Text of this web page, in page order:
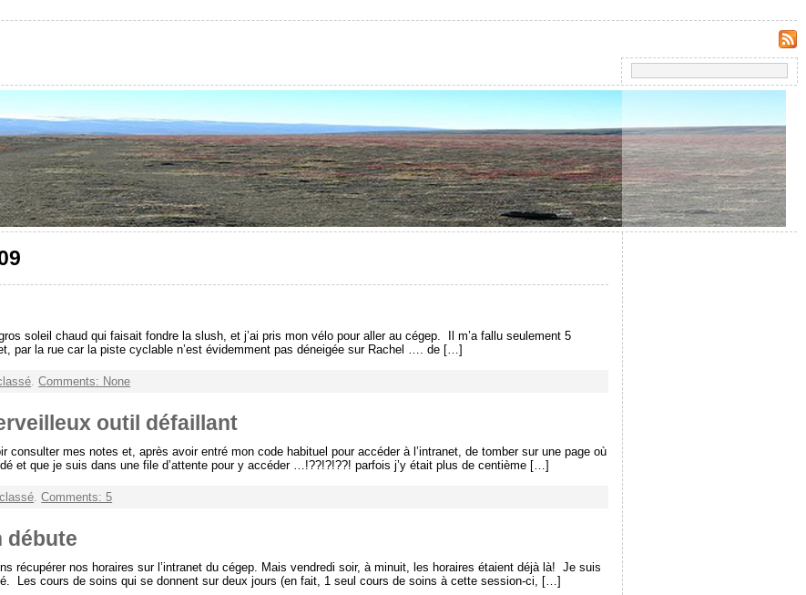
soleil chaud qui faisait fondre la slush, et j’ai pris mon vélo pour aller au cégep. Il m’a fallu seulement 5
par la rue car la piste cyclable n’est évidemment pas déneigée sur Rachel …. de […]
.Comments: None
outil défaillant
consulter mes notes et, après avoir entré mon code habituel pour accéder à l’intranet, de tomber sur une page où
et que je suis dans une file d’attente pour y accéder …!??!?!??! parfois j’y était plus de centième […]
.Comments: 5
débute
récupérer nos horaires sur l’intranet du cégep. Mais vendredi soir, à minuit, les horaires étaient déjà là! Je suis
Les cours de soins qui se donnent sur deux jours (en fait, 1 seul cours de soins à cette session-ci, […]